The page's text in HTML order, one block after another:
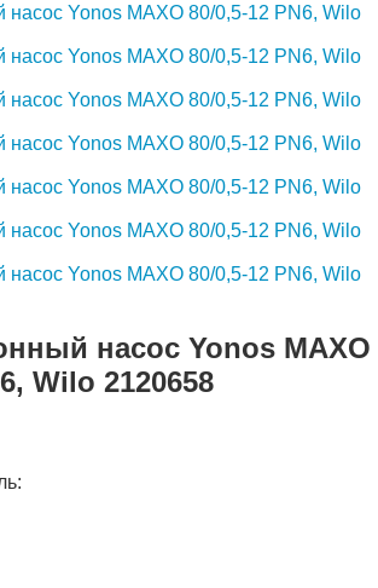
насос Yonos MAXO
Wilo 2120658